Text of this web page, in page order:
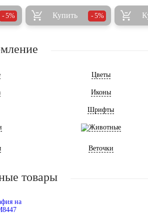
5% Купить 5%
Цветы
Иконы
Шрифты
Животные
Веточки
товары